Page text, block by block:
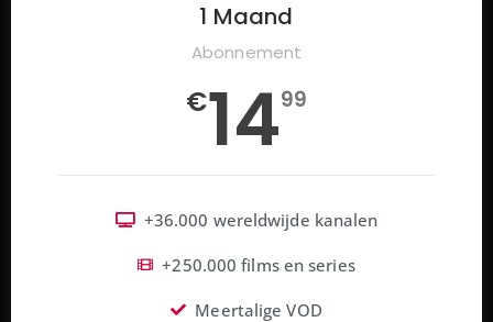
1 Maand
Abonnement
€1499
+36.000 wereldwijde kanalen
+250.000 films en series
Meertalige VOD